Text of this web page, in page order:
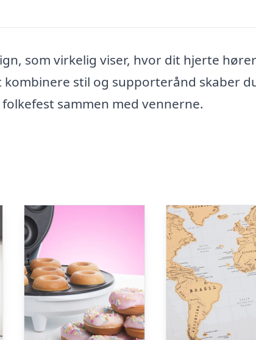
som virkelig viser, hvor dit hjerte
stil og supporterånd skaber
sammen med vennerne.